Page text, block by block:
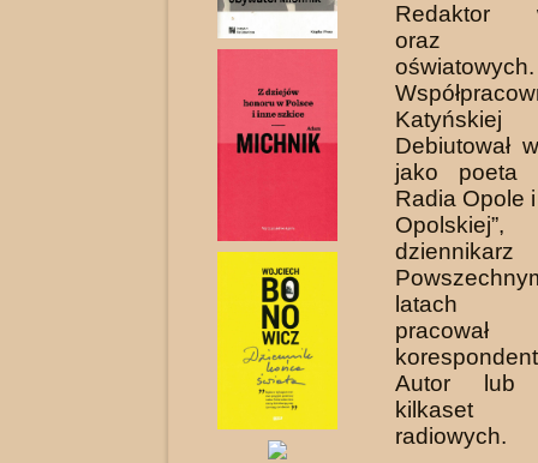
Redaktor
oraz
oświatowych.
Debiutował
jako poeta
Radia Opole
dziennikarz
latach
Autor lub
kilkaset
radiowych.